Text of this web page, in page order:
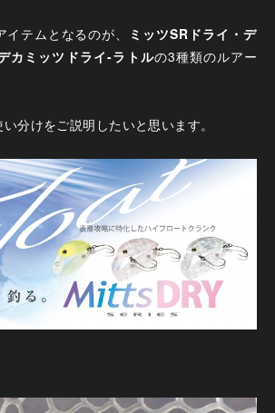
テムとなるのが、
ミッツSRドライ・デ
カミッツドライ-ラトルの3種類のルアー
分けをご説明したいと思います。